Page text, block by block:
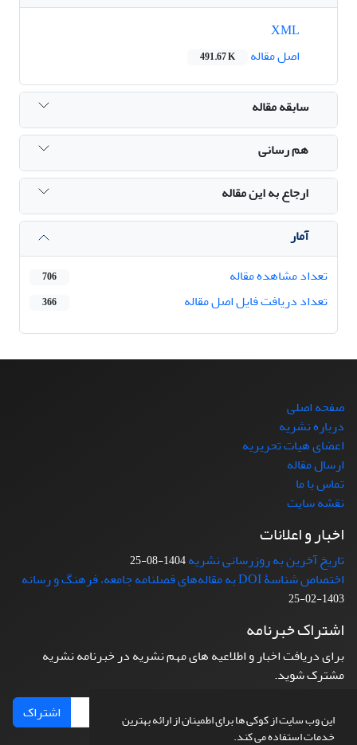
این وب سایت از کوکی ها برای اطمینان از ارائه بهترین
خدمات استفاده می کند.
اصل مقاله
491.67 K
سابقه مقاله
هم رسانی
ارجاع به این مقاله
آمار
تعداد مشاهده مقاله
706
تعداد دریافت فایل اصل مقاله 366
صفحه اصلی
درباره نشریه
اعضای هیات تحریریه
ارسال مقاله
تماس با ما
نقشه سایت
اخبار و اعلانات
تاریخ آخرین به روزرسانی نشریه1404-08-25
اختصاص شناسۀ DOI به مقاله‌های فصلنامه جامعه، فرهنگ و رسانه
1403-02-25
اشتراک خبرنامه
برای دریافت اخبار و اطلاعیه های مهم نشریه در خبرنامه نشریه
مشترک شوید.
اشتراک